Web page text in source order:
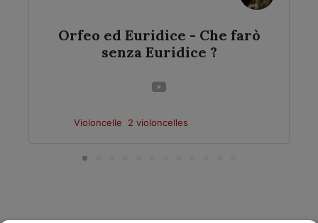
Orfeo ed Euridice - Che farò
senza Euridice ?
Violoncelle 2 violoncelles